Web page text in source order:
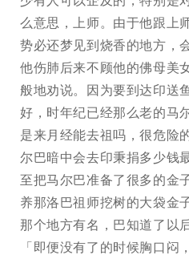
么意思，上师。由于他跟上
势必还梦见到烧香的地方，
他伤肺后来不顾他的佛母美
般地劝说。因为要到达印送
好，时年纪已经那么老的马
是来月经能去祖吗，很危险
尔巴暗中会去印秉捐多少钱
至把马尔巴准备了很多的金
养那洛巴祖师挖树的大袋金
那个地方有名，巴知道了以
「即便没有了的时候胸口